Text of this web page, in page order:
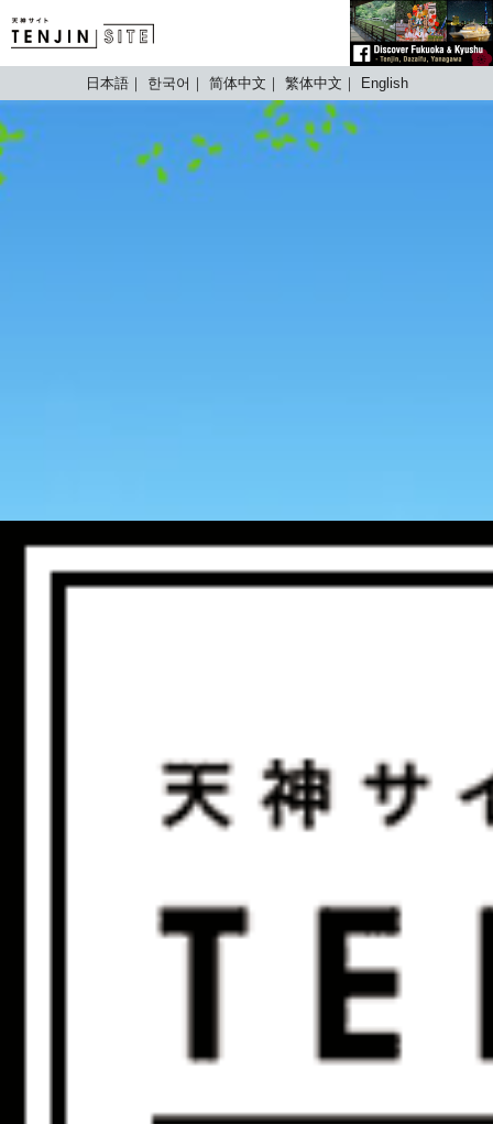
TENJIN SITE
日本語 한국어 简体中文 繁体中文 English